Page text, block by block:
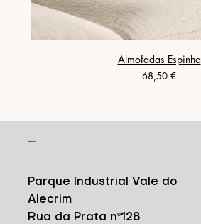
Almofadas Espinha
Prix
68,50 €
CONTACT
Parque Industrial Vale do
Alecrim
Rua da Prata nº128